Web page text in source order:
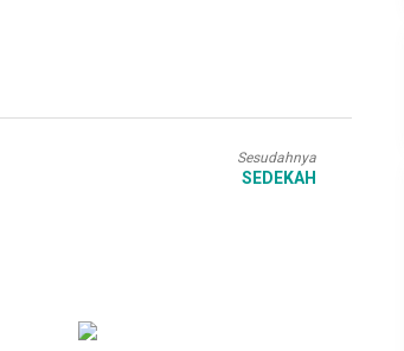
Sesudahnya
SEDEKAH